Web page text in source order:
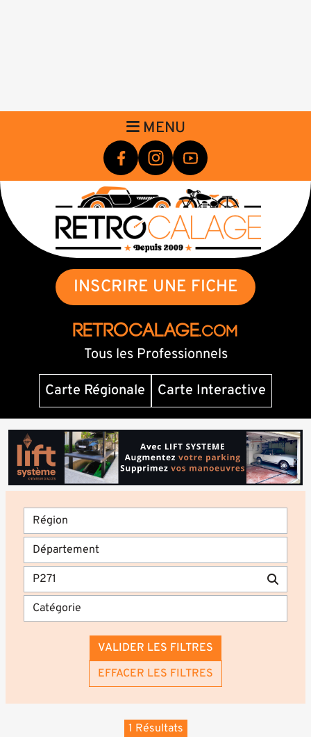
MENU
INSCRIRE UNE FICHE
RETROCALAGE.com
Tous les Professionnels
Carte Régionale
Carte Interactive
VALIDER LES FILTRES
EFFACER LES FILTRES
1 Résultats